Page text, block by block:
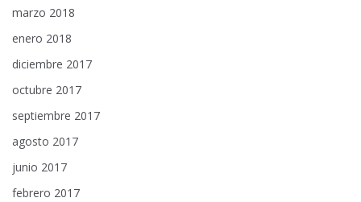
marzo 2018
enero 2018
diciembre 2017
octubre 2017
septiembre 2017
agosto 2017
junio 2017
febrero 2017